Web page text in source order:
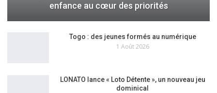
enfance au cœur des priorités
Togo : des jeunes formés au numérique
1 Août 2026
LONATO lance « Loto Détente », un nouveau jeu
dominical